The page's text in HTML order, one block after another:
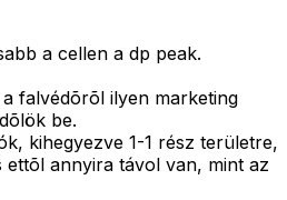
a cellen a dp peak.
falvédõrõl ilyen marketing
be.
kihegyezve 1-1 rész területre,
ettõl annyira távol van, mint az